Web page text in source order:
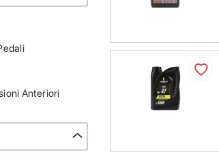
Anteriori